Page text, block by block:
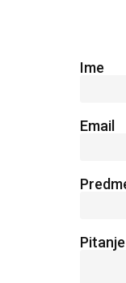
Ime
Email
Pitanje